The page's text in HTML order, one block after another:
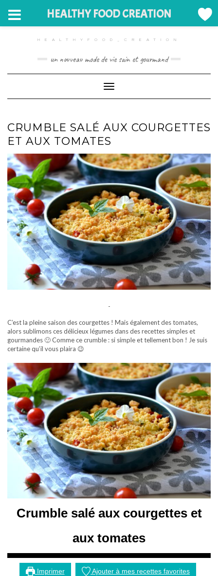
HEALTHYFOOD_CREATION
un nouveau mode de vie sain et gourmand
Toggle Navigation
CRUMBLE SALÉ AUX COURGETTES
ET AUX TOMATES
-
C’est la pleine saison des courgettes ! Mais également des tomates,
alors sublimons ces délicieux légumes dans des recettes simples et
gourmandes 🙂 Comme ce crumble : si simple et tellement bon ! Je suis
certaine qu’il vous plaira 😉
Crumble salé aux courgettes et
aux tomates
Imprimer Ajouter à mes recettes favorites
HEALTHY FOOD CREATION